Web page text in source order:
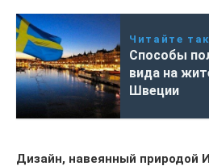
Читайте
Способы
вида на
Швеции
Дизайн, навеянный природой